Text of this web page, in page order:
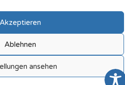
Akzeptieren
Ablehnen
ansehen